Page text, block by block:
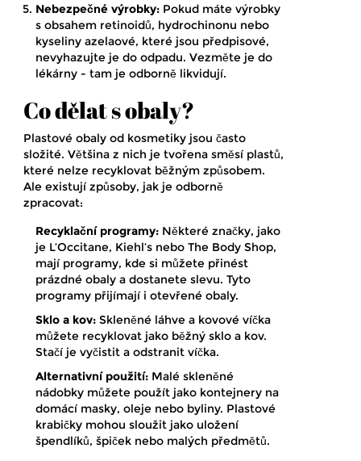
Nebezpečné výrobky: Pokud máte výrobky
s obsahem retinoidů, hydrochinonu nebo
kyseliny azelaové, které jsou předpisové,
nevyhazujte je do odpadu. Vezměte je do
lékárny - tam je odborně likvidují.
Co dělat s obaly?
Plastové obaly od kosmetiky jsou často
složité. Většina z nich je tvořena směsí plastů,
které nelze recyklovat běžným způsobem.
Ale existují způsoby, jak je odborně
zpracovat:
Recyklační programy: Některé značky, jako
je L’Occitane, Kiehl’s nebo The Body Shop,
mají programy, kde si můžete přinést
prázdné obaly a dostanete slevu. Tyto
programy přijímají i otevřené obaly.
Sklo a kov: Skleněné láhve a kovové víčka
můžete recyklovat jako běžný sklo a kov.
Stačí je vyčistit a odstranit víčka.
Alternativní použití: Malé skleněné
nádobky můžete použít jako kontejnery na
domácí masky, oleje nebo byliny. Plastové
krabičky mohou sloužit jako uložení
špendlíků, špiček nebo malých předmětů.